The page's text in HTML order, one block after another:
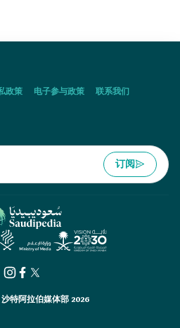
政策 电子参与政策
联系我们
订阅
特阿拉伯媒体部 2026